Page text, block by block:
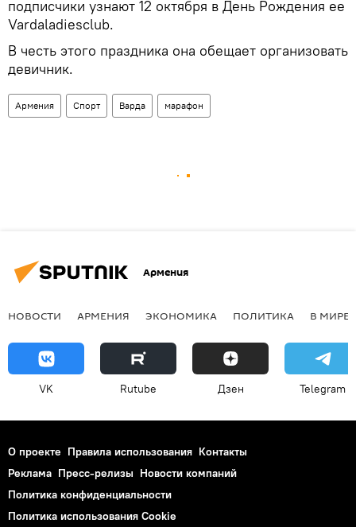
подписчики узнают 12 октября в День Рождения ее
Vardaladiesclub.
В честь этого праздника она обещает организовать
девичник.
Армения Спорт Варда марафон
Армения
НОВОСТИ АРМЕНИЯ ЭКОНОМИКА ПОЛИТИКА В МИРЕ
VK Rutube Дзен Telegram
О проекте Правила использования Контакты
Реклама Пресс-релизы Новости компаний
Политика конфиденциальности
Политика использования Cookie